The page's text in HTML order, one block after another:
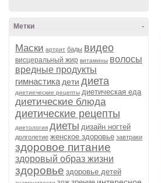
-
Метки
Маски артрит бады видео
висцеральный жир витамины волосы
вредные продукты
гимнастика дети диета
диетиеческие рецепты диетическая еда
диетические блюда
диетические рецепты
диетология диеты дизайн ногтей
долголетие женское здоровье завтраки
здоровое питание
здоровый образ жизни
здоровье здоровье детей